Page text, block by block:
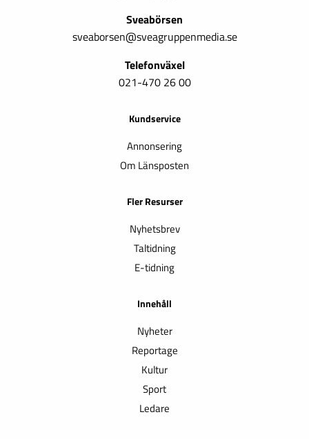
Sveabörsen
sveaborsen@sveagruppenmedia.se
Telefonväxel
021-470 26 00
Kundservice
Annonsering
Om Länsposten
Fler Resurser
Nyhetsbrev
Taltidning
E-tidning
Innehåll
Nyheter
Reportage
Kultur
Sport
Ledare